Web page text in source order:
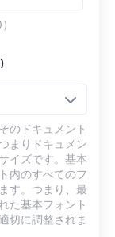
のドキュメント
まりドキュメン
イズです。基本
内のすべてのフ
す。つまり、最
た基本フォント
切に調整されま